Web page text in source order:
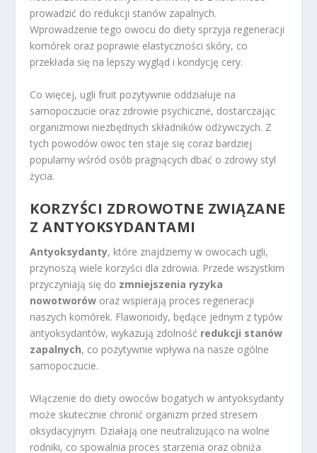
prowadzić do redukcji stanów zapalnych.
Wprowadzenie tego owocu do diety sprzyja regeneracji
komórek oraz poprawie elastyczności skóry, co
przekłada się na lepszy wygląd i kondycję cery.
Co więcej, ugli fruit pozytywnie oddziałuje na
samopoczucie oraz zdrowie psychiczne, dostarczając
organizmowi niezbędnych składników odżywczych. Z
tych powodów owoc ten staje się coraz bardziej
popularny wśród osób pragnących dbać o zdrowy styl
życia.
KORZYŚCI ZDROWOTNE ZWIĄZANE
Z ANTYOKSYDANTAMI
Antyoksydanty, które znajdziemy w owocach ugli,
przynoszą wiele korzyści dla zdrowia. Przede wszystkim
przyczyniają się do zmniejszenia ryzyka
nowotworów oraz wspierają proces regeneracji
naszych komórek. Flawonoidy, będące jednym z typów
antyoksydantów, wykazują zdolność redukcji stanów
zapalnych, co pozytywnie wpływa na nasze ogólne
samopoczucie.
Włączenie do diety owoców bogatych w antyoksydanty
może skutecznie chronić organizm przed stresem
oksydacyjnym. Działają one neutralizująco na wolne
rodniki, co spowalnia proces starzenia oraz obniża